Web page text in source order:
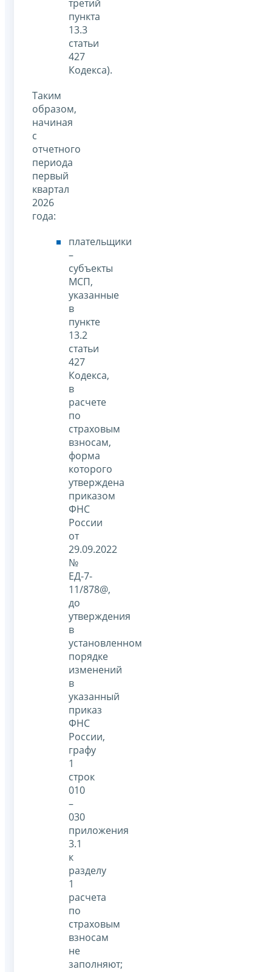
третий
пункта
13.3
статьи
427
Кодекса).
Таким
образом,
начиная
с
отчетного
периода
первый
квартал
2026
года:
плательщики
–
субъекты
МСП,
указанные
в
пункте
13.2
статьи
427
Кодекса,
в
расчете
по
страховым
взносам,
форма
которого
утверждена
приказом
ФНС
России
от
29.09.2022
№
ЕД-7-
11/878@,
до
утверждения
в
установленном
порядке
изменений
в
указанный
приказ
ФНС
России,
графу
1
строк
010
–
030
приложения
3.1
к
разделу
1
расчета
по
страховым
взносам
не
заполняют;